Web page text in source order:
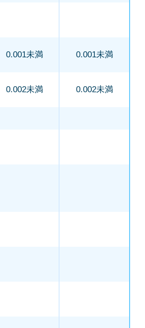
0.001未満 0.001未満
0.002未満 0.002未満